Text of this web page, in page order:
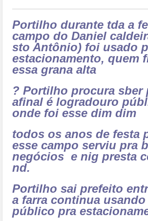
Portilho durante tda a
campo do Daniel
sto Antônio) foi usado
estacionamento, quem
essa grana alta
? Portilho procura sber
afinal é logradouro
onde foi esse dim dim
todos os anos de festa
esse campo serviu pra
negócios e nig presta
nd.
Portilho sai prefeito
a farra continua usando
público pra